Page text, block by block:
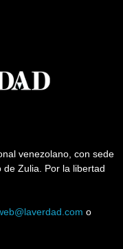
venezolano, con sede
Zulia. Por la libertad
o